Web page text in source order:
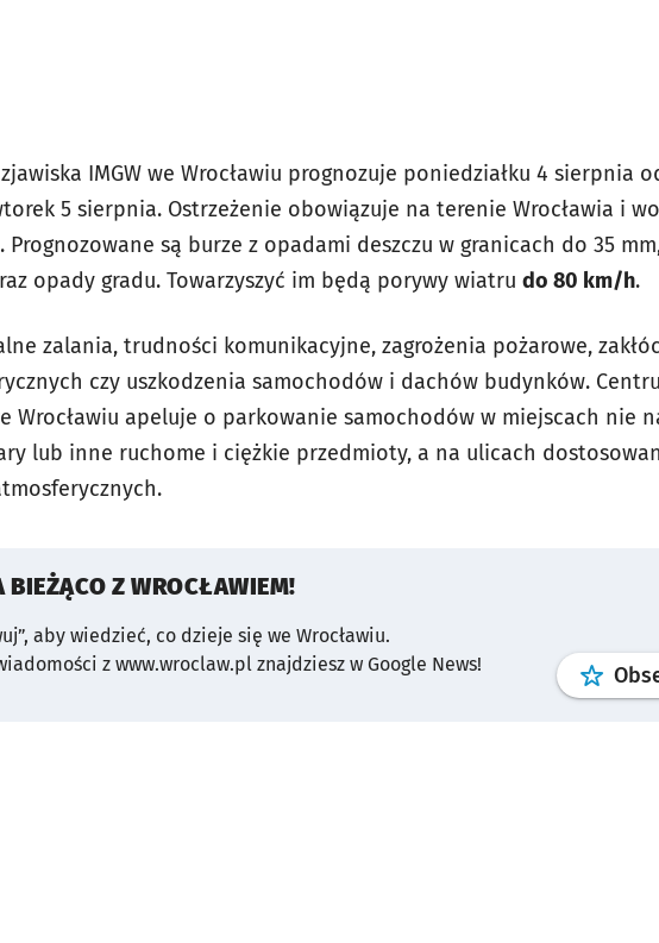
IMGW we Wrocławiu prognozuje poniedziałku 4 sierpnia
5 sierpnia. Ostrzeżenie obowiązuje na terenie Wrocławia i
Prognozowane są burze z opadami deszczu w granicach do 35
opady gradu. Towarzyszyć im będą porywy wiatru do 80 km/h.
zalania, trudności komunikacyjne, zagrożenia pożarowe,
czy uszkodzenia samochodów i dachów budynków.
Wrocławiu apeluje o parkowanie samochodów w miejscach nie
lub inne ruchome i ciężkie przedmioty, a na ulicach
BIEŻĄCO Z WROCŁAWIEM!
aby wiedzieć, co dzieje się we Wrocławiu.
z www.wroclaw.pl znajdziesz w Google News!